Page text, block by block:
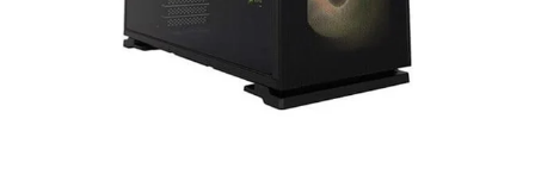
IN WIN
Order trước – giao sau
Thêm vào giỏ hàng Mua ngay
Tên sản phẩm: Case Inwin Nebula N127